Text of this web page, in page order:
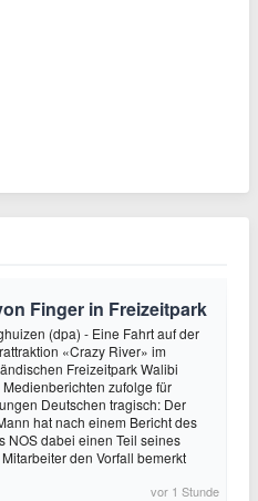
Finger in Freizeitpark
(dpa) - Eine Fahrt auf der
«Crazy River» im
Freizeitpark Walibi
zufolge für
Deutschen tragisch: Der
hat nach einem Bericht des
NOS dabei einen Teil seines
den Vorfall bemerkt
vor 1 Stunde